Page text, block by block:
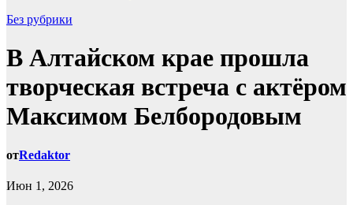
Без рубрики
В Алтайском крае прошла
творческая встреча с актёром
Максимом Белбородовым
отRedaktor
Июн 1, 2026